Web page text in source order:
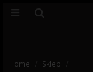
Home
Sklep